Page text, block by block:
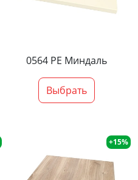
0564 PE Миндаль
Выбрать
+15%